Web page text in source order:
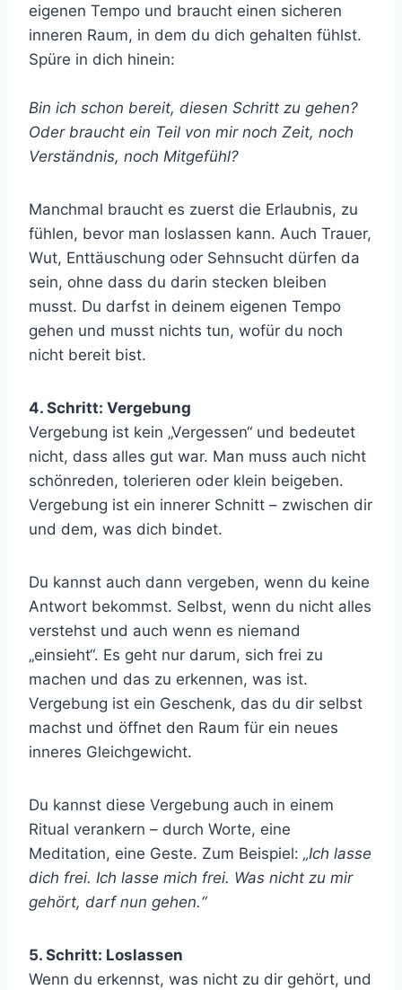
eigenen Tempo und braucht einen sicheren
inneren Raum, in dem du dich gehalten fühlst.
Spüre in dich hinein:
Bin ich schon bereit, diesen Schritt zu gehen?
Oder braucht ein Teil von mir noch Zeit, noch
Verständnis, noch Mitgefühl?
Manchmal braucht es zuerst die Erlaubnis, zu
fühlen, bevor man loslassen kann. Auch Trauer,
Wut, Enttäuschung oder Sehnsucht dürfen da
sein, ohne dass du darin stecken bleiben
musst. Du darfst in deinem eigenen Tempo
gehen und musst nichts tun, wofür du noch
nicht bereit bist.
4. Schritt: Vergebung
Vergebung ist kein „Vergessen“ und bedeutet
nicht, dass alles gut war. Man muss auch nicht
schönreden, tolerieren oder klein beigeben.
Vergebung ist ein innerer Schnitt – zwischen dir
und dem, was dich bindet.
Du kannst auch dann vergeben, wenn du keine
Antwort bekommst. Selbst, wenn du nicht alles
verstehst und auch wenn es niemand
„einsieht“. Es geht nur darum, sich frei zu
machen und das zu erkennen, was ist.
Vergebung ist ein Geschenk, das du dir selbst
machst und öffnet den Raum für ein neues
inneres Gleichgewicht.
Du kannst diese Vergebung auch in einem
Ritual verankern – durch Worte, eine
Meditation, eine Geste. Zum Beispiel: „Ich lasse
dich frei. Ich lasse mich frei. Was nicht zu mir
gehört, darf nun gehen.“
5. Schritt: Loslassen
Wenn du erkennst, was nicht zu dir gehört, und